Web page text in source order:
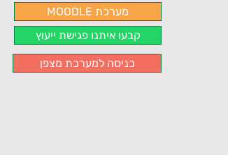
MOODLE מערכת
קבעו איתנו פגישת ייעוץ
כניסה למערכת מצפן